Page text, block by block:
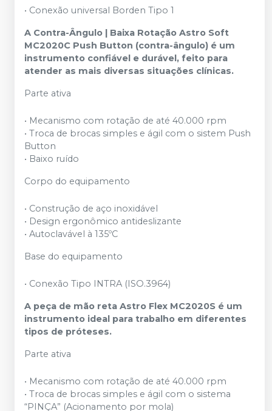
• Conexão universal Borden Tipo 1
A Contra-Ângulo | Baixa Rotação Astro Soft
MC2020C Push Button (contra-ângulo) é um
instrumento confiável e durável, feito para
atender as mais diversas situações clínicas.
Parte ativa
• Mecanismo com rotação de até 40.000 rpm
• Troca de brocas simples e ágil com o sistem Push
Button
• Baixo ruído
Corpo do equipamento
• Construção de aço inoxidável
• Design ergonômico antideslizante
• Autoclavável à 135ºC
Base do equipamento
• Conexão Tipo INTRA (ISO.3964)
A peça de mão reta Astro Flex MC2020S é um
instrumento ideal para trabalho em diferentes
tipos de próteses.
Parte ativa
• Mecanismo com rotação de até 40.000 rpm
• Troca de brocas simples e ágil com o sistema
“PINÇA” (Acionamento por mola)